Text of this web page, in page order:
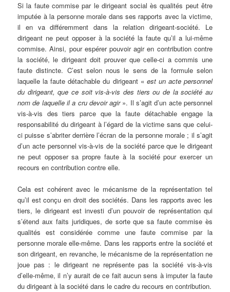
Si la faute commise par le dirigeant social ès qualités peut être
imputée à la personne morale dans ses rapports avec la victime,
il en va différemment dans la relation dirigeant-société. Le
dirigeant ne peut opposer à la société la faute qu’il a lui-même
commise. Ainsi, pour espérer pouvoir agir en contribution contre
la société, le dirigeant doit prouver que celle-ci a commis une
faute distincte. C’est selon nous le sens de la formule selon
laquelle la faute détachable du dirigeant « est un acte personnel
du dirigeant, que ce soit vis-à-vis des tiers ou de la société au
nom de laquelle il a cru devoir agir». Il s’agit d’un acte personnel
vis-à-vis des tiers parce que la faute détachable engage la
responsabilité du dirigeant à l’égard de la victime sans que celui-
ci puisse s’abriter derrière l’écran de la personne morale ; il s’agit
d’un acte personnel vis-à-vis de la société parce que le dirigeant
ne peut opposer sa propre faute à la société pour exercer un
recours en contribution contre elle.
Cela est cohérent avec le mécanisme de la représentation tel
qu’il est conçu en droit des sociétés. Dans les rapports avec les
tiers, le dirigeant est investi d’un pouvoir de représentation qui
s’étend aux faits juridiques, de sorte que sa faute commise ès
qualités est considérée comme une faute commise par la
personne morale elle-même. Dans les rapports entre la société et
son dirigeant, en revanche, le mécanisme de la représentation ne
joue pas : le dirigeant ne représente pas la société vis-à-vis
d’elle-même, il n’y aurait de ce fait aucun sens à imputer la faute
du dirigeant à la société dans le cadre du recours en contribution.